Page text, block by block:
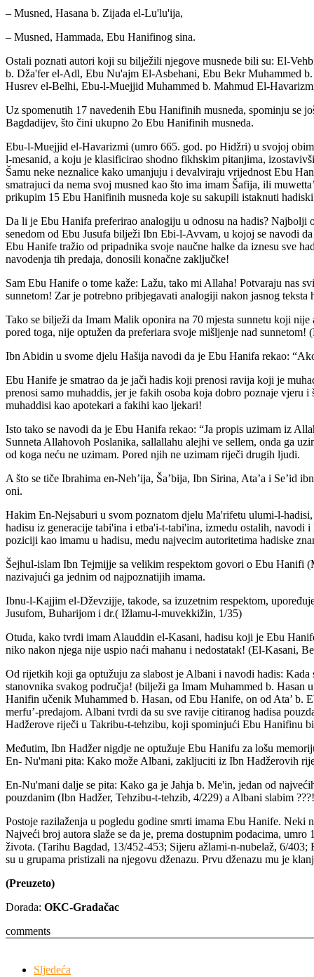
– Musned, Hasana b. Zijada el-Lu'lu'ija,
– Musned, Hammada, Ebu Hanifinog sina.
Ostali poznati autori koji su bilježili njegove musnede bili su: El-
b. Dža'fer el-Adl, Ebu Nu'ajm El-Asbehani, Ebu Bekr Muhammed
Husrev el-Belhi, Ebu-l-Muejjid Muhammed b. Mahmud El-
Uz spomenutih 17 navedenih Ebu Hanifinih musneda, spominju se
Bagdadijev, što čini ukupno 2o Ebu Hanifinih musneda.
Ebu-l-Muejjid el-Havarizmi (umro 665. god. po Hidžri) u svojoj
l-mesanid, a koju je klasificirao shodno fikhskim pitanjima,
Šamu neke neznalice kako umanjuju i devalviraju vrijednost Ebu
smatrajuci da nema svoj musned kao što ima imam Šafija, ili
prikupim 15 Ebu Hanifinih musneda koje su sakupili istaknuti
Da li je Ebu Hanifa preferirao analogiju u odnosu na hadis? Najbolji
senedom od Ebu Jusufa bilježi Ibn Ebi-l-Avvam, u kojoj se navodi
Ebu Hanife tražio od pripadnika svoje naučne halke da iznesu sve
navodenja tih predaja, donosili konačne zaključke!
Sam Ebu Hanife o tome kaže: Lažu, tako mi Allaha! Potvaraju nas
sunnetom! Zar je potrebno pribjegavati analogiji nakon jasnog teksta
Tako se bilježi da Imam Malik oponira na 70 mjesta sunnetu koji
pored toga, nije optužen da preferiara svoje mišljenje nad sunnetom!
Ibn Abidin u svome djelu Hašija navodi da je Ebu Hanifa rekao:
Ebu Hanife je smatrao da je jači hadis koji prenosi ravija koji je
prenosi samo muhaddis, jer je fakih osoba koja dobro poznaje vjeru i
muhaddisi kao apotekari a fakihi kao ljekari!
Isto tako se navodi da je Ebu Hanifa rekao: “Ja propis uzimam iz
Sunneta Allahovoh Poslanika, sallallahu alejhi ve sellem, onda ga
od koga neću ne uzimam. Pored njih ne uzimam riječi drugih ljudi.
A što se tiče Ibrahima en-Neh’ija, Ša’bija, Ibn Sirina, Ata’a i Se’id
oni.
Hakim En-Nejsaburi u svom poznatom djelu Ma'rifetu ulumi-l-
hadisu iz generacije tabi'ina i etba'i-t-tabi'ina, izmedu ostalih,
poziciji kao imamu u hadisu, medu najvecim autoritetima hadiske
Šejhul-islam Ibn Tejmijje sa velikim respektom govori o Ebu Hanifi
nazivajući ga jednim od najpoznatijih imama.
Ibnu-l-Kajjim el-Dževzijje, takode, sa izuzetnim respektom,
Jusufom, Buharijom i dr.( Ižlamu-l-muvekkižin, 1/35)
Otuda, kako tvrdi imam Alauddin el-Kasani, hadisu koji je Ebu
niko nakon njega nije uspio naći mahanu i nedostatak! (El-Kasani,
Od rijetkih koji ga optužuju za slabost je Albani i navodi hadis: Kada
stanovnika svakog područja! (bilježi ga Imam Muhammed b. Hasan
Hanifin učenik Muhammed b. Hasan, od Ebu Hanife, on od Ata’ b.
merfu’-predajom. Albani tvrdi da su sve ravije citiranog hadisa
Hadžerove riječi u Takribu-t-tehzibu, koji spominjući Ebu Hanifinu
Međutim, Ibn Hadžer nigdje ne optužuje Ebu Hanifu za lošu
En- Nu'mani pita: Kako može Albani, zakljuciti iz Ibn Hadžerovih
En-Nu'mani dalje se pita: Kako ga je Jahja b. Me'in, jedan od
pouzdanim (Ibn Hadžer, Tehzibu-t-tehzib, 4/229) a Albani slabim
Postoje razilaženja u pogledu godine smrti imama Ebu Hanife.
Najveći broj autora slaže se da je, prema dostupnim podacima,
života. (Tarihu Bagdad, 13/452-453; Sijeru ažlami-n-nubelaž, 6/
su u grupama pristizali na njegovu dženazu. Prvu dženazu mu je
(Preuzeto)
Dorada: OKC-Gradačac
comments
Sljedeća